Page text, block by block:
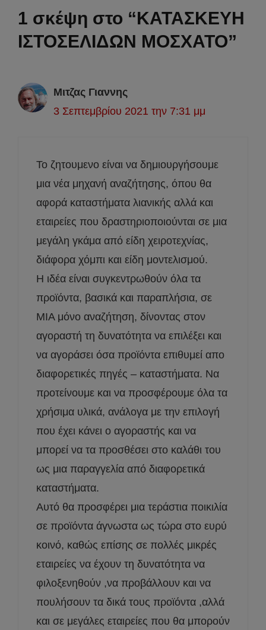
1 σκέψη στο “ΚΑΤΑΣΚΕΥΗ
ΙΣΤΟΣΕΛΙΔΩΝ ΜΟΣΧΑΤΟ”
Μιτζας Γιαννης
3 Σεπτεμβρίου 2021 την 7:31 μμ
Το ζητουμενο είναι να δημιουργήσουμε
μια νέα μηχανή αναζήτησης, όπου θα
αφορά καταστήματα λιανικής αλλά και
εταιρείες που δραστηριοποιούνται σε μια
μεγάλη γκάμα από είδη χειροτεχνίας,
διάφορα χόμπι και είδη μοντελισμού.
Η ιδέα είναι συγκεντρωθούν όλα τα
προϊόντα, βασικά και παραπλήσια, σε
ΜΙΑ μόνο αναζήτηση, δίνοντας στον
αγοραστή τη δυνατότητα να επιλέξει και
να αγοράσει όσα προϊόντα επιθυμεί απο
διαφορετικές πηγές – καταστήματα. Να
προτείνουμε και να προσφέρουμε όλα τα
χρήσιμα υλικά, ανάλογα με την επιλογή
που έχει κάνει ο αγοραστής και να
μπορεί να τα προσθέσει στο καλάθι του
ως μια παραγγελία από διαφορετικά
καταστήματα.
Αυτό θα προσφέρει μια τεράστια ποικιλία
σε προϊόντα άγνωστα ως τώρα στο ευρύ
κοινό, καθώς επίσης σε πολλές μικρές
εταιρείες να έχουν τη δυνατότητα να
φιλοξενηθούν ,να προβάλλουν και να
πουλήσουν τα δικά τους προϊόντα ,αλλά
και σε μεγάλες εταιρείες που θα μπορούν